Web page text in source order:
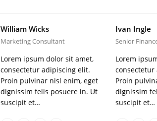
William Wicks
Marketing Consultant
Lorem ipsum dolor sit amet,
consectetur adipiscing elit.
Proin pulvinar nisl enim, eget
dignissim felis posuere in. Ut
suscipit et…
Ivan Ingle
Senior
Lorem
Proin
dignissim
suscipit et…